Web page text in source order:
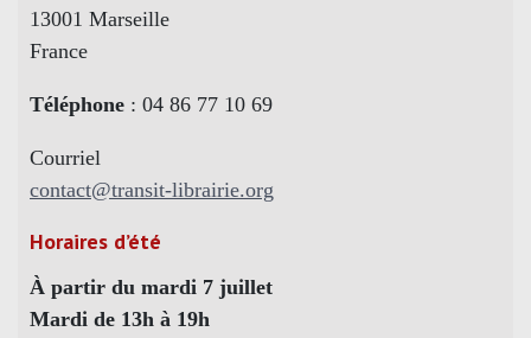
13001 Marseille
France
Téléphone : 04 86 77 10 69
Courriel
contact@transit-librairie.org
Horaires d’été
À partir du mardi 7 juillet
Mardi de 13h à 19h